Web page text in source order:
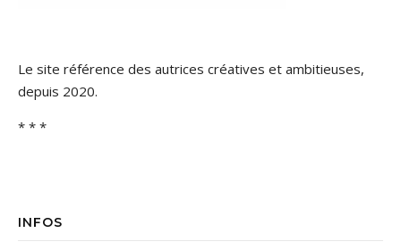
Le site référence des autrices créatives et ambitieuses,
depuis 2020.
* * *
INFOS